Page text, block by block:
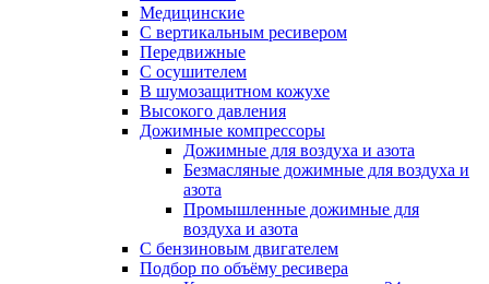
Медицинские
С вертикальным ресивером
Передвижные
С осушителем
В шумозащитном кожухе
Высокого давления
Дожимные компрессоры
Дожимные для воздуха и азота
Безмасляные дожимные для воздуха и
азота
Промышленные дожимные для
воздуха и азота
С бензиновым двигателем
Подбор по объёму ресивера